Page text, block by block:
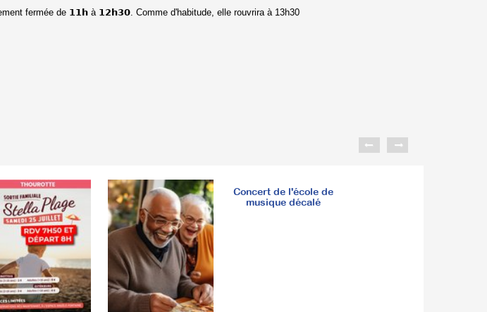
fermée de 𝟭𝟭𝗵 à 𝟭𝟮𝗵𝟯𝟬. Comme d'habitude, elle rouvrira à 13h30
Concert de l'école de
musique décalé